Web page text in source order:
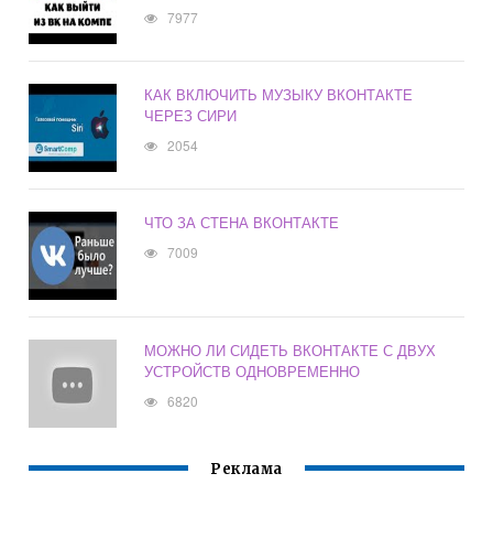
7977
КАК ВКЛЮЧИТЬ МУЗЫКУ ВКОНТАКТЕ
ЧЕРЕЗ СИРИ
2054
ЧТО ЗА СТЕНА ВКОНТАКТЕ
7009
МОЖНО ЛИ СИДЕТЬ ВКОНТАКТЕ С ДВУХ
УСТРОЙСТВ ОДНОВРЕМЕННО
6820
Реклама